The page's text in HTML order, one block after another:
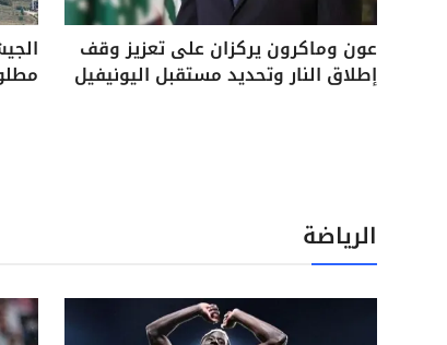
عون وماكرون يركزان على تعزيز وقف
إطلاق النار وتحديد مستقبل اليونيفيل
الرياضة